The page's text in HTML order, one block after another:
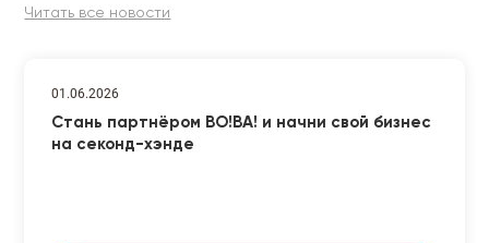
Читать все новости
01.06.2026
Стань партнёром ВО!ВА! и начни свой бизнес
на секонд-хэнде